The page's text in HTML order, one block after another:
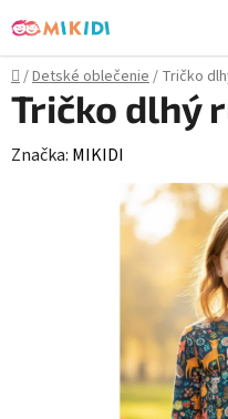
na
obsah
Domov
/Detské oblečenie/ Tričko
Tričko dlhý
Značka: MIKIDI